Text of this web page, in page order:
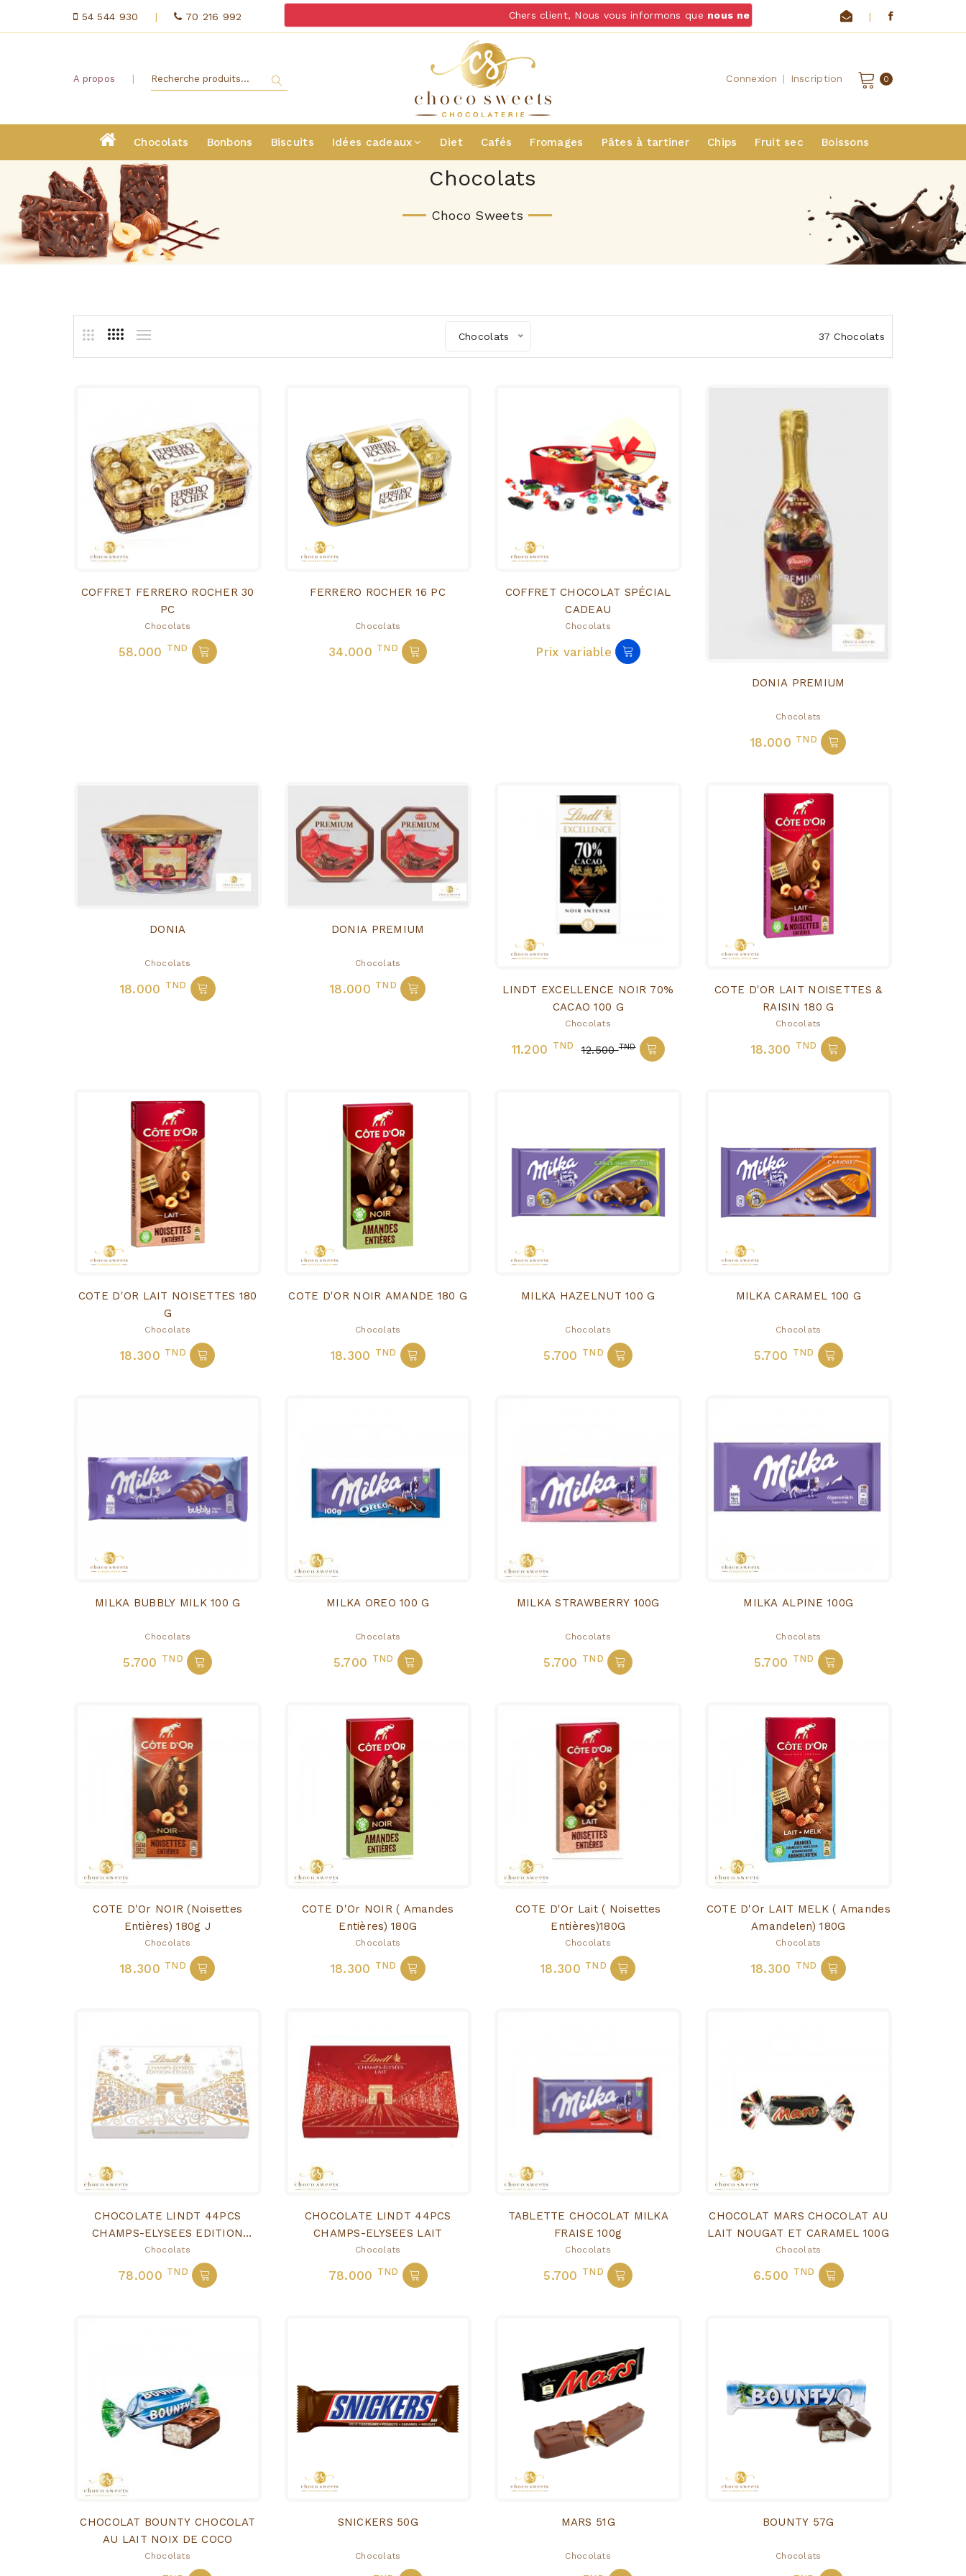
54 544 930 | 70 216 992 Chers client, Nous vous informons quenous ne livrons pas de chocolats et fromages pendant
|
A propos | Connexion | Inscription 0
Chocolats Bonbons Biscuits Idées cadeaux Diet Cafés Fromages Pâtes à tartiner Chips Fruit sec Boissons
Chocolats
Choco Sweets
Chocolats 37 Chocolats
COFFRET FERRERO ROCHER 30
PC
Chocolats
58.000 TND
FERRERO ROCHER 16 PC
Chocolats
34.000 TND
COFFRET CHOCOLAT SPÉCIAL
CADEAU
Chocolats
Prix variable
DONIA PREMIUM
Chocolats
18.000 TND
DONIA
Chocolats
18.000 TND
DONIA PREMIUM
Chocolats
18.000 TND
LINDT EXCELLENCE NOIR 70%
CACAO 100 G
Chocolats
11.200 TND 12.500TND
COTE D'OR LAIT NOISETTES &
RAISIN 180 G
Chocolats
18.300 TND
COTE D'OR LAIT NOISETTES 180
G
Chocolats
18.300 TND
COTE D'OR NOIR AMANDE 180 G
Chocolats
18.300 TND
MILKA HAZELNUT 100 G
Chocolats
5.700 TND
MILKA CARAMEL 100 G
Chocolats
5.700 TND
MILKA BUBBLY MILK 100 G
Chocolats
5.700 TND
MILKA OREO 100 G
Chocolats
5.700 TND
MILKA STRAWBERRY 100G
Chocolats
5.700 TND
MILKA ALPINE 100G
Chocolats
5.700 TND
COTE D'Or NOIR (noisettes
Entières) 180g J
Chocolats
18.300 TND
COTE D'Or NOIR ( Amandes
Entières) 180G
Chocolats
18.300 TND
COTE D'Or Lait ( Noisettes
Entières)180G
Chocolats
18.300 TND
COTE D'Or LAIT MELK ( Amandes
Amandelen) 180G
Chocolats
18.300 TND
CHOCOLATE LINDT 44PCS
CHAMPS-ELYSEES EDITION
ETOILEE
Chocolats
78.000 TND
CHOCOLATE LINDT 44PCS
CHAMPS-ELYSEES LAIT
Chocolats
78.000 TND
TABLETTE CHOCOLAT MILKA
FRAISE 100g
Chocolats
5.700 TND
CHOCOLAT MARS CHOCOLAT AU
LAIT NOUGAT ET CARAMEL 100G
Chocolats
6.500 TND
CHOCOLAT BOUNTY CHOCOLAT
AU LAIT NOIX DE COCO
Chocolats
SNICKERS 50G
Chocolats
MARS 51G
Chocolats
BOUNTY 57G
Chocolats